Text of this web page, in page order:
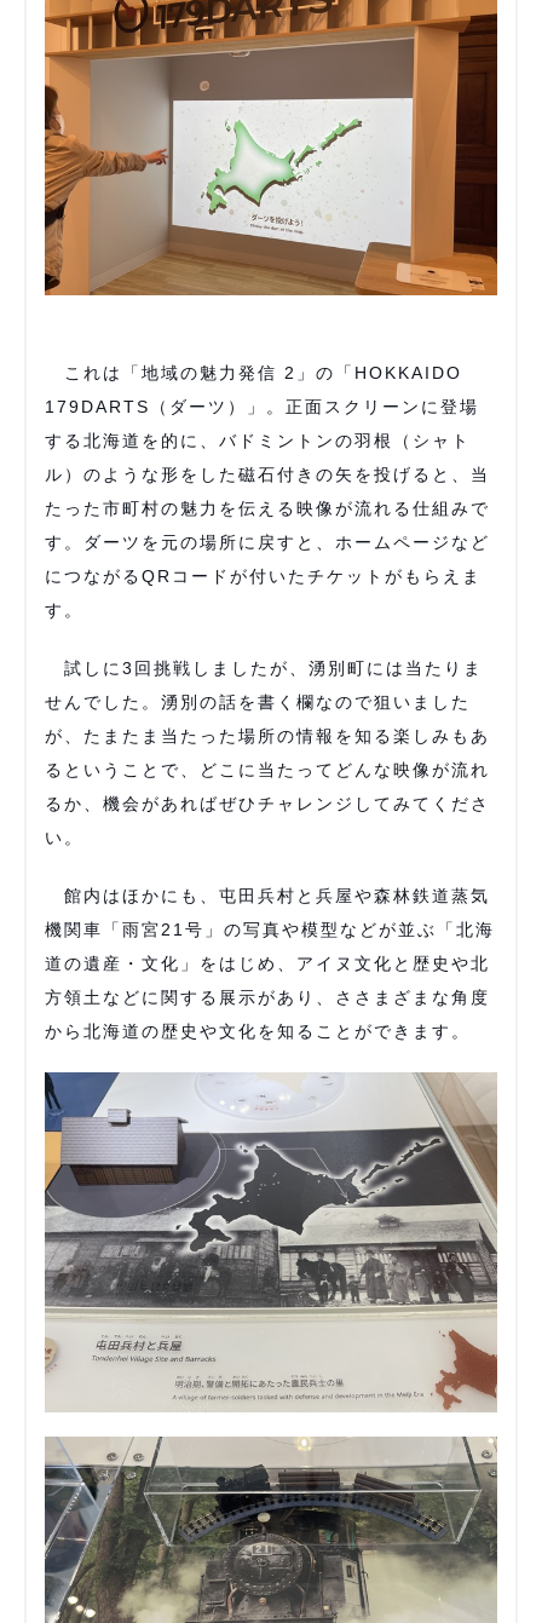
これは「地域の魅力発信 2」の「HOKKAIDO
179DARTS（ダーツ）」。正面スクリーンに登場
する北海道を的に、バドミントンの羽根（シャト
ル）のような形をした磁石付きの矢を投げると、当
たった市町村の魅力を伝える映像が流れる仕組みで
す。ダーツを元の場所に戻すと、ホームページなど
につながるQRコードが付いたチケットがもらえま
す。
試しに3回挑戦しましたが、湧別町には当たりま
せんでした。湧別の話を書く欄なので狙いました
が、たまたま当たった場所の情報を知る楽しみもあ
るということで、どこに当たってどんな映像が流れ
るか、機会があればぜひチャレンジしてみてくださ
い。
館内はほかにも、屯田兵村と兵屋や森林鉄道蒸気
機関車「雨宮21号」の写真や模型などが並ぶ「北海
道の遺産・文化」をはじめ、アイヌ文化と歴史や北
方領土などに関する展示があり、ささまざまな角度
から北海道の歴史や文化を知ることができます。